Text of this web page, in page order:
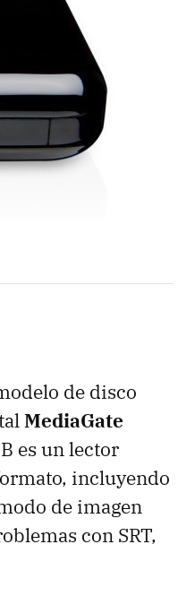
de disco
MediaGate
es un lector
incluyendo
de imagen
con SRT,